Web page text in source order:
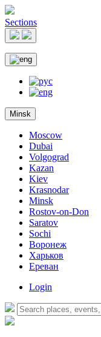
Sections
Minsk
Moscow
Dubai
Volgograd
Kazan
Kiev
Krasnodar
Minsk
Rostov-on-Don
Saratov
Sochi
Воронеж
Харьков
Ереван
Login